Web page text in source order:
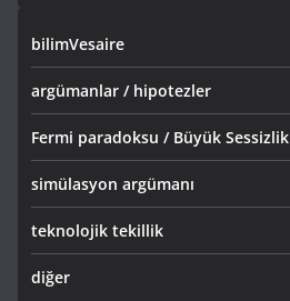
bilimVesaire
argümanlar / hipotezler
Fermi paradoksu / Büyük Sessizlik
simülasyon argümanı
teknolojik tekillik
diğer